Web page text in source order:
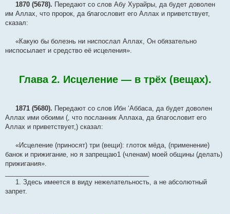
1870 (5678). Передают со слов Абу Хурайры, да будет доволен
им Аллах, что пророк, да благословит его Аллах и приветствует,
сказал:
«Какую бы болезнь ни ниспослал Аллах, Он обязательно
ниспосылает и средство её исцеления».
Глава 2. Исцеление — в трёх (вещах).
1871 (5680). Передают со слов Ибн ‘Аббаса, да будет доволен
Аллах ими обоими (, что посланник Аллаха, да благословит его
Аллах и приветствует,) сказал:
«Исцеление (приносят) три (вещи): глоток мёда, (применение)
банок и прижигание, но я запрещаю1 (членам) моей общины (делать)
прижигания».
1. Здесь имеется в виду нежелательность, а не абсолютный
запрет.